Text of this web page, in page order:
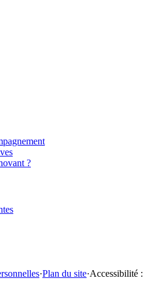
?
·Plan du site·Accessibilité :